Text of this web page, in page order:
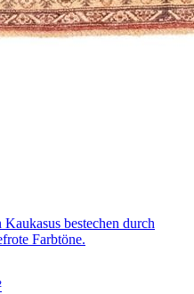
bestechen durch
Farbtöne.